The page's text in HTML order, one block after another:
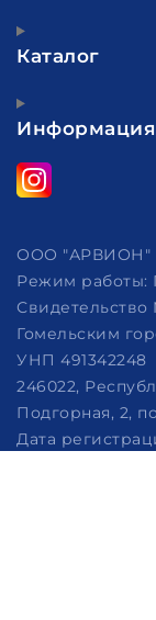
Каталог
Информация
ООО "АРВИОН"
Режим работы:
Свидетельство
Гомельским
УНП 491342248
246022,
Подгорная, 2,
Дата